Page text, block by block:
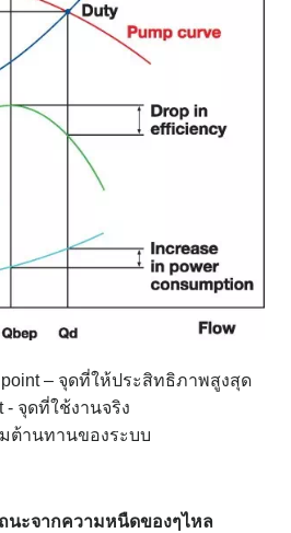
point – จุดที่ให้ประสิทธิภาพสูงสุด
- จุดที่ใช้งานจริง
มต้านทานของระบบ
นะจากความหนืดของๆไหล